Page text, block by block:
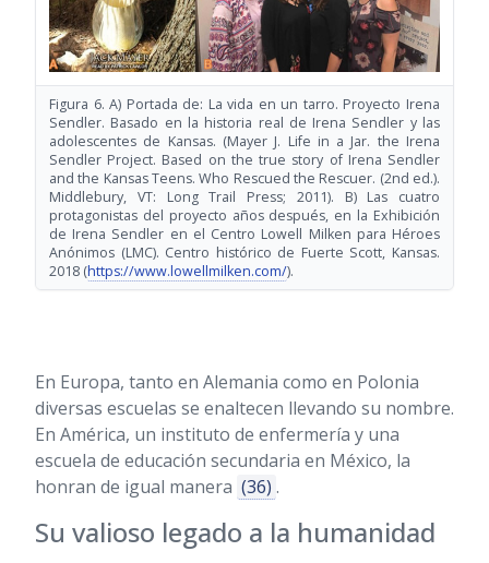
Figura 6. A) Portada de: La vida en un tarro. Proyecto Irena
Sendler. Basado en la historia real de Irena Sendler y las
adolescentes de Kansas. (Mayer J. Life in a Jar. the Irena
Sendler Project. Based on the true story of Irena Sendler
and the Kansas Teens. Who Rescued the Rescuer. (2nd ed.).
Middlebury, VT: Long Trail Press; 2011). B) Las cuatro
protagonistas del proyecto años después, en la Exhibición
de Irena Sendler en el Centro Lowell Milken para Héroes
Anónimos (LMC). Centro histórico de Fuerte Scott, Kansas.
2018 (https://www.lowellmilken.com/).
En Europa, tanto en Alemania como en Polonia
diversas escuelas se enaltecen llevando su nombre.
En América, un instituto de enfermería y una
escuela de educación secundaria en México, la
honran de igual manera (36) .
Su valioso legado a la humanidad